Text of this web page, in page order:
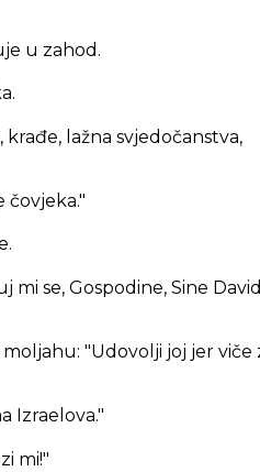
u zahod.
lažna svjedočanstva,
čovjeka."
mi se, Gospodine, Sine
"Udovolji joj jer viče
Izraelova."
mi!"